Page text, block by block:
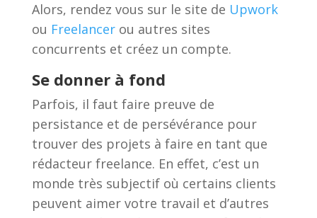
Alors, rendez vous sur le site de Upwork
ou Freelancerou autres sites
concurrents et créez un compte.
Se donner à fond
Parfois, il faut faire preuve de
persistance et de persévérance pour
trouver des projets à faire en tant que
rédacteur freelance. En effet, c’est un
monde très subjectif où certains clients
peuvent aimer votre travail et d’autres